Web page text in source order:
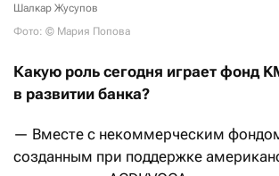
Шалкар Жусупов
Фото: © Мария Попова
Какую роль сегодня играет фонд
в развитии банка?
— Вместе с некоммерческим
созданным при поддержке